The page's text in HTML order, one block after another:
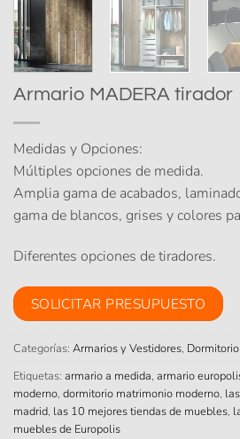
Armario MADERA tirador
Medidas y Opciones:
Múltiples opciones de medida.
Amplia gama de acabados,
gama de blancos, grises y colores
Diferentes opciones de tiradores.
SOLICITAR PRESUPUESTO
Categorías: Armarios y Vestidores, Dormitorio
Etiquetas: armario a medida, armario
moderno, dormitorio matrimonio moderno,
madrid, las 10 mejores tiendas de muebles,
muebles de Europolis